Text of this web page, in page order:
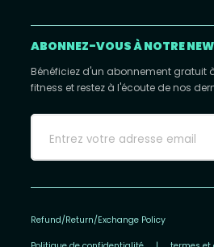
ABONNEZ-VOUS À NOTRE
Bénéficiez d'un abonnement gratuit
fitness et restez à l'écoute de nos
Refund/Return/Exchange Policy